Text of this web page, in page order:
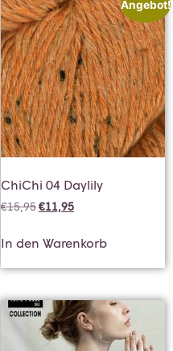
Angebot!
ChiChi 04 Daylily
€15,95€11,95
In den Warenkorb